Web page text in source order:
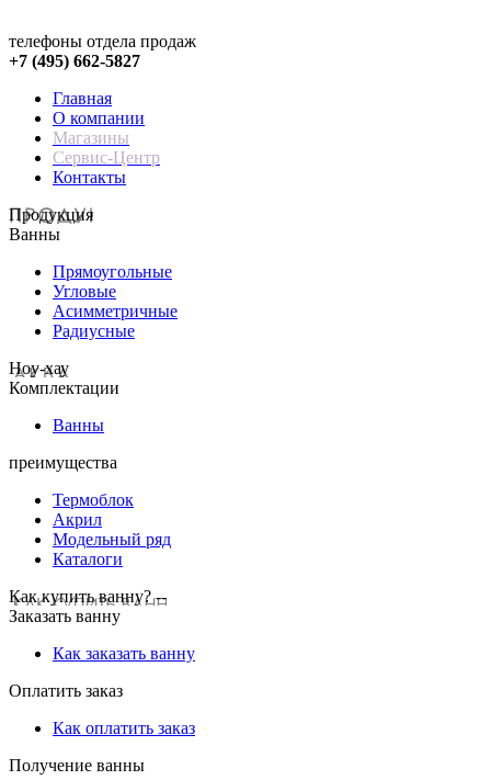
телефоны отдела продаж
+7 (495) 662-5827
Главная
О компании
Магазины
Сервис-Центр
Контакты
Продукция
Ванны
Прямоугольные
Угловые
Асимметричные
Радиусные
Hoy-хау
Комплектации
Ванны
преимущества
Термоблок
Акрил
Модельный ряд
Каталоги
Как купить ванну? --
Заказать ванну
Как заказать ванну
Оплатить заказ
Как оплатить заказ
Получение ванны